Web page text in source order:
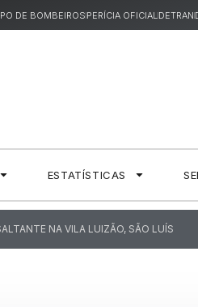
DE BOMBEIROSPERÍCIA OFICIALDETRAN
ESTATÍSTICAS
NA VILA LUIZÃO, SÃO LUÍS